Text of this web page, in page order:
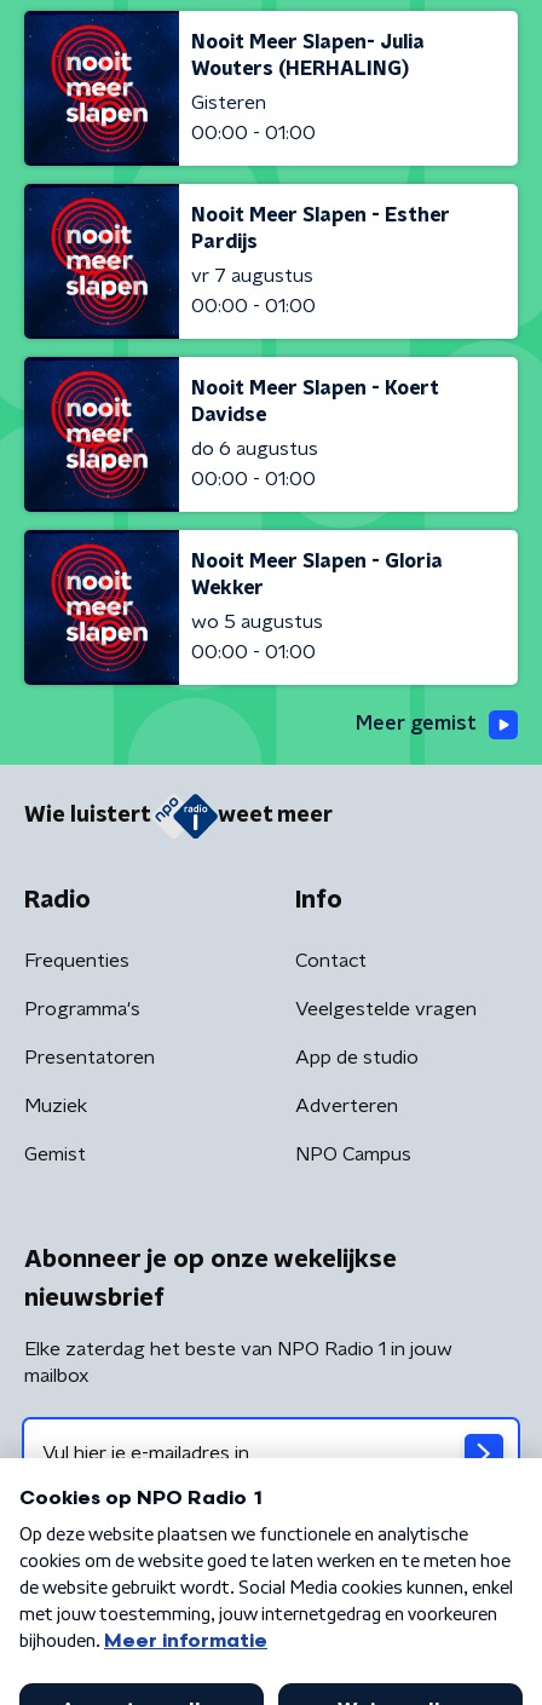
Nooit Meer Slapen- Julia
Wouters (HERHALING)
Gisteren
00:00 - 01:00
Nooit Meer Slapen - Esther
Pardijs
vr 7 augustus
00:00 - 01:00
Nooit Meer Slapen - Koert
Davidse
do 6 augustus
00:00 - 01:00
Nooit Meer Slapen - Gloria
Wekker
wo 5 augustus
00:00 - 01:00
Meer gemist
Wie luistert weet meer
Radio
Frequenties
Programma's
Presentatoren
Muziek
Gemist
Info
Contact
Veelgestelde vragen
App de studio
Adverteren
NPO Campus
Abonneer je op onze wekelijkse
nieuwsbrief
Elke zaterdag het beste van NPO Radio 1 in jouw
mailbox
Algemene voorwaarden